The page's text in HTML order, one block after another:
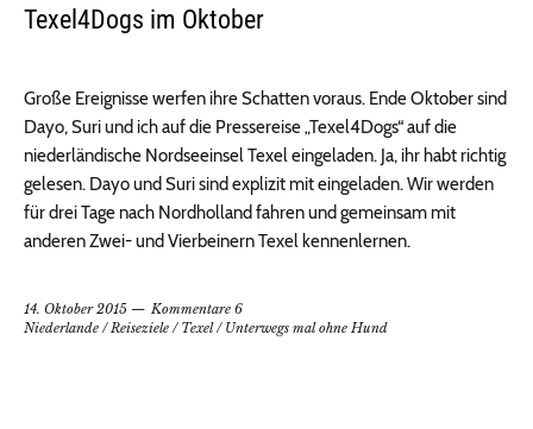
Texel4Dogs im Oktober
Große Ereignisse werfen ihre Schatten voraus. Ende Oktober sind
Dayo, Suri und ich auf die Pressereise „Texel4Dogs“ auf die
niederländische Nordseeinsel Texel eingeladen. Ja, ihr habt richtig
gelesen. Dayo und Suri sind explizit mit eingeladen. Wir werden
für drei Tage nach Nordholland fahren und gemeinsam mit
anderen Zwei- und Vierbeinern Texel kennenlernen.
14. Oktober 2015
Kommentare 6
Niederlande /Reiseziele / Texel/ Unterwegs mal ohne Hund